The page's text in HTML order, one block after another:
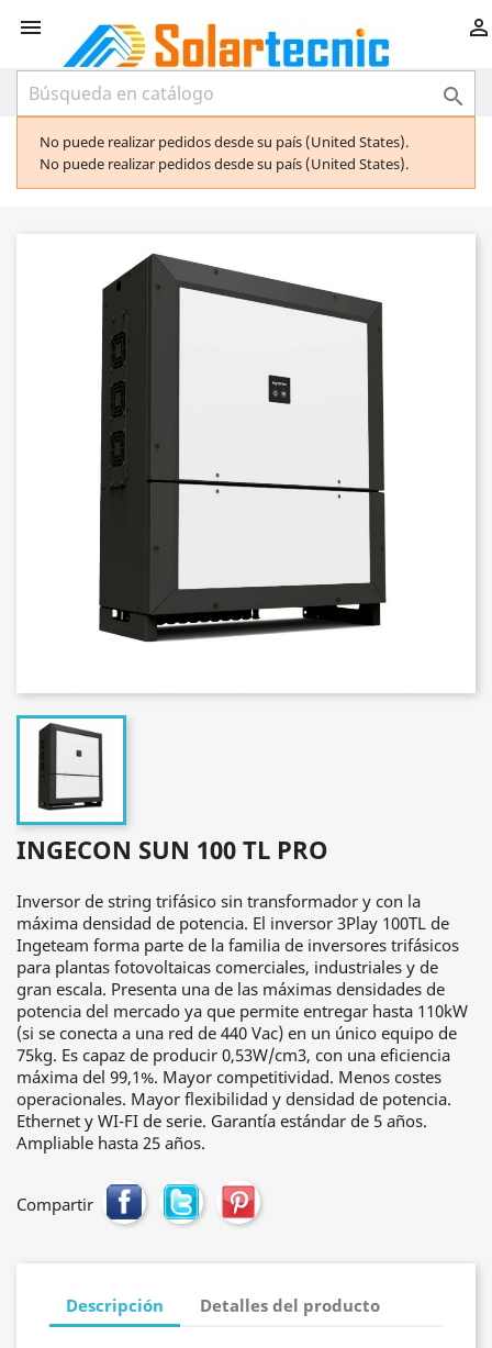
 

No puede realizar pedidos desde su país (United States).
No puede realizar pedidos desde su país (United States).
INGECON SUN 100 TL PRO
Inversor de string trifásico sin transformador y con la
máxima densidad de potencia. El inversor 3Play 100TL de
Ingeteam forma parte de la familia de inversores trifásicos
para plantas fotovoltaicas comerciales, industriales y de
gran escala. Presenta una de las máximas densidades de
potencia del mercado ya que permite entregar hasta 110kW
(si se conecta a una red de 440 Vac) en un único equipo de
75kg. Es capaz de producir 0,53W/cm3, con una eficiencia
máxima del 99,1%. Mayor competitividad. Menos costes
operacionales. Mayor flexibilidad y densidad de potencia.
Ethernet y WI-FI de serie. Garantía estándar de 5 años.
Ampliable hasta 25 años.
Compartir
Descripción Detalles del producto